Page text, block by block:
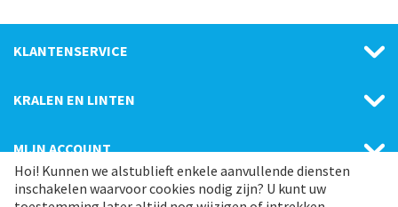
KLANTENSERVICE
KRALEN EN LINTEN
MIJN ACCOUNT
CATEGORIE
Hoi! Kunnen we alstublieft enkele aanvullende diensten
inschakelen waarvoor cookies nodig zijn? U kunt uw